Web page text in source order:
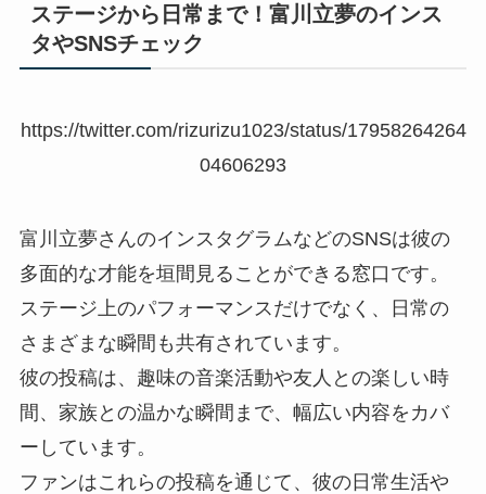
ステージから日常まで！富川立夢のインス
タやSNSチェック
https://twitter.com/rizurizu1023/status/17958264264
04606293
富川立夢さんのインスタグラムなどのSNSは彼の
多面的な才能を垣間見ることができる窓口です。
ステージ上のパフォーマンスだけでなく、日常の
さまざまな瞬間も共有されています。
彼の投稿は、趣味の音楽活動や友人との楽しい時
間、家族との温かな瞬間まで、幅広い内容をカバ
ーしています。
ファンはこれらの投稿を通じて、彼の日常生活や